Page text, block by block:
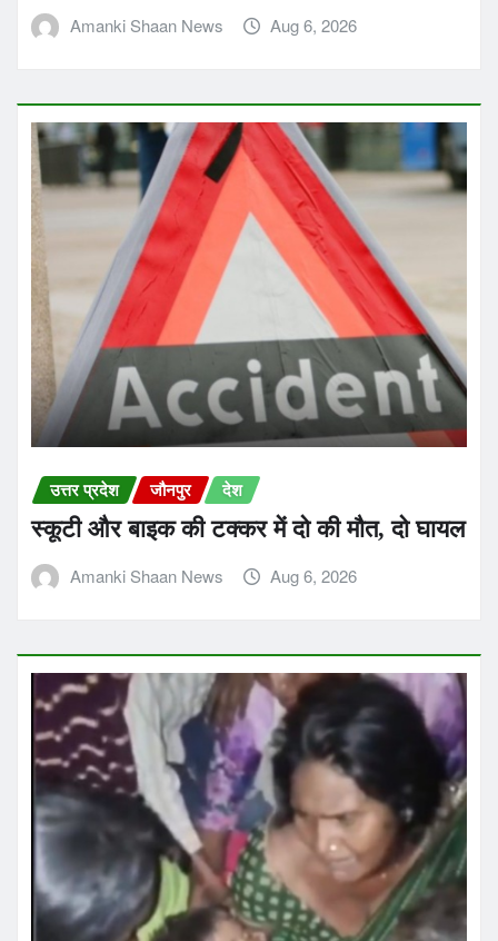
Amanki Shaan News Aug 6, 2026
उत्तर प्रदेश जौनपुर देश
स्कूटी और बाइक की टक्कर में दो की मौत, दो घायल
Amanki Shaan News Aug 6, 2026